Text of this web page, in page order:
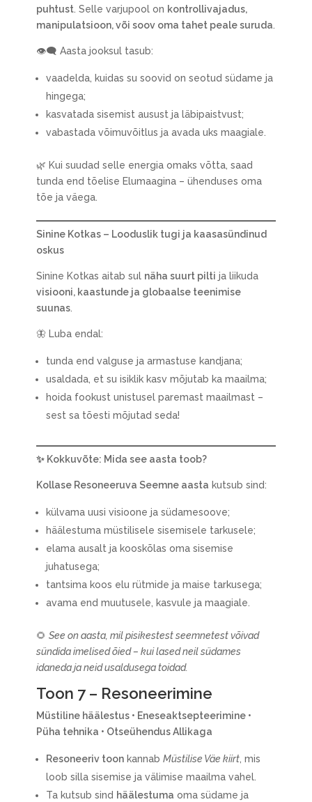
puhtust. Selle varjupool on kontrollivajadus,
manipulatsioon, või soov oma tahet peale suruda
👁‍🗨 Aasta jooksul tasub:
vaadelda, kuidas su soovid on seotud südame ja
hingega;
kasvatada sisemist ausust ja läbipaistvust;
vabastada võimuvõitlus ja avada uks maagiale.
🌿 Kui suudad selle energia omaks võtta, saad
tunda end tõelise Elumaagina – ühenduses oma
tõe ja väega.
Sinine Kotkas – Looduslik tugi ja kaasasündinud
oskus
Sinine Kotkas aitab sul näha suurt pilti ja liikuda
visiooni, kaastunde ja globaalse teenimise
suunas.
🦋 Luba endal:
tunda end valguse ja armastuse kandjana;
usaldada, et su isiklik kasv mõjutab ka maailma;
hoida fookust unistusel paremast maailmast –
sest sa tõesti mõjutad seda!
✨Kokkuvõte: Mida see aasta toob?
Kollase Resoneeruva Seemne aasta kutsub sind:
külvama uusi visioone ja südamesoove;
häälestuma müstilisele sisemisele tarkusele;
elama ausalt ja kooskõlas oma sisemise
juhatusega;
tantsima koos elu rütmide ja maise tarkusega;
avama end muutusele, kasvule ja maagiale.
🌻 See on aasta, mil pisikestest seemnetest võivad
sündida imelised õied – kui lased neil südames
idaneda ja neid usaldusega toidad.
Toon 7 – Resoneerimine
Müstiline häälestus • Eneseaktsepteerimine •
Püha tehnika • Otseühendus Allikaga
Resoneeriv toonkannab Müstilise Väe kiirt, mis
loob silla sisemise ja välimise maailma vahel.
Ta kutsub sind häälestuma oma südame ja